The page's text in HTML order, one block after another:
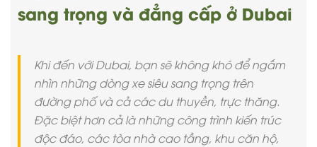
sang trọng và đẳng cấp ở Dubai
Khi đến với Dubai, bạn sẽ không khó để ngắm
nhìn những dòng xe siêu sang trọng trên
đường phố và cả các du thuyền, trực thăng.
Đặc biệt hơn cả là những công trình kiến trúc
độc đáo, các tòa nhà cao tầng, khu căn hộ,